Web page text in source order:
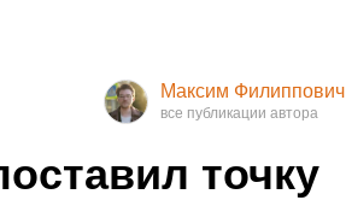
Максим Филиппович
точку